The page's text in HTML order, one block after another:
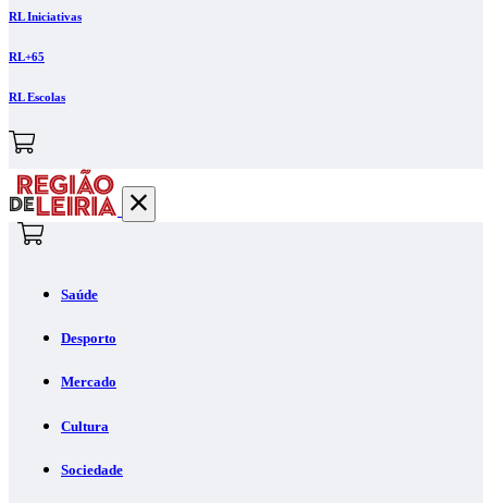
RL Iniciativas
RL+65
RL Escolas
Saúde
Desporto
Mercado
Cultura
Sociedade